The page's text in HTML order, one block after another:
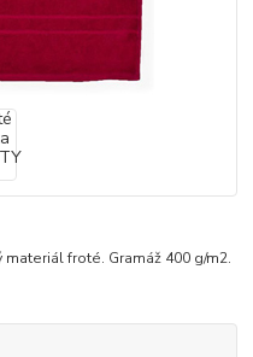
froté. Gramáž 400 g/m2.